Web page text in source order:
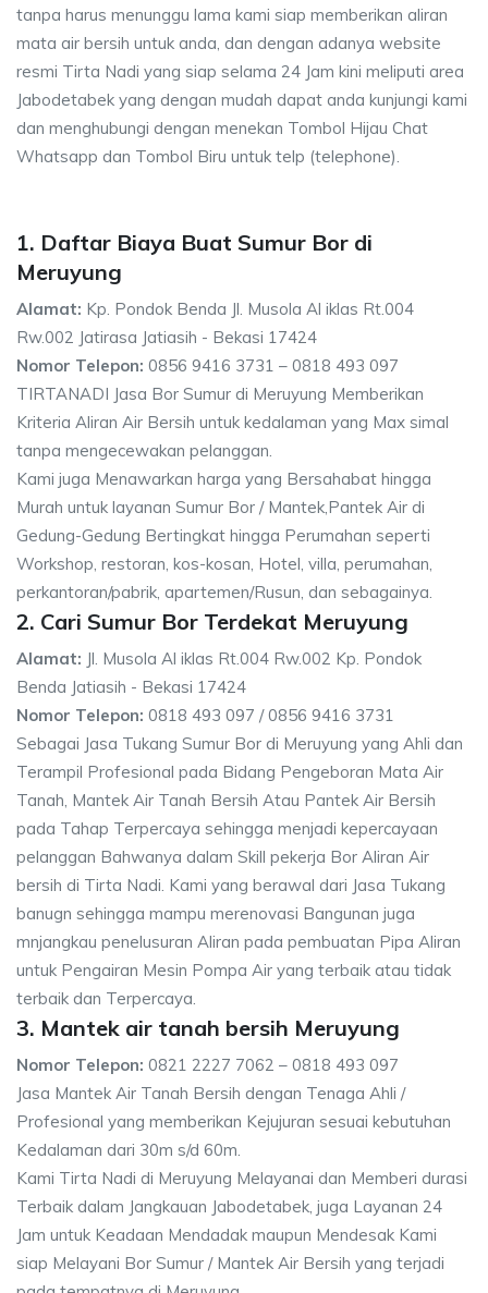
tanpa harus menunggu lama kami siap memberikan aliran
mata air bersih untuk anda, dan dengan adanya website
resmi Tirta Nadi yang siap selama 24 Jam kini meliputi area
Jabodetabek yang dengan mudah dapat anda kunjungi kami
dan menghubungi dengan menekan Tombol Hijau Chat
Whatsapp dan Tombol Biru untuk telp (telephone).
1. Daftar Biaya Buat Sumur Bor di
Meruyung
Alamat: Kp. Pondok Benda Jl. Musola Al iklas Rt.004
Rw.002 Jatirasa Jatiasih - Bekasi 17424
Nomor Telepon: 0856 9416 3731 – 0818 493 097
TIRTANADI Jasa Bor Sumur di Meruyung Memberikan
Kriteria Aliran Air Bersih untuk kedalaman yang Max simal
tanpa mengecewakan pelanggan.
Kami juga Menawarkan harga yang Bersahabat hingga
Murah untuk layanan Sumur Bor / Mantek,Pantek Air di
Gedung-Gedung Bertingkat hingga Perumahan seperti
Workshop, restoran, kos-kosan, Hotel, villa, perumahan,
perkantoran/pabrik, apartemen/Rusun, dan sebagainya.
2. Cari Sumur Bor Terdekat Meruyung
Alamat: Jl. Musola Al iklas Rt.004 Rw.002 Kp. Pondok
Benda Jatiasih - Bekasi 17424
Nomor Telepon: 0818 493 097 / 0856 9416 3731
Sebagai Jasa Tukang Sumur Bor di Meruyung yang Ahli dan
Terampil Profesional pada Bidang Pengeboran Mata Air
Tanah, Mantek Air Tanah Bersih Atau Pantek Air Bersih
pada Tahap Terpercaya sehingga menjadi kepercayaan
pelanggan Bahwanya dalam Skill pekerja Bor Aliran Air
bersih di Tirta Nadi. Kami yang berawal dari Jasa Tukang
banugn sehingga mampu merenovasi Bangunan juga
mnjangkau penelusuran Aliran pada pembuatan Pipa Aliran
untuk Pengairan Mesin Pompa Air yang terbaik atau tidak
terbaik dan Terpercaya.
3. Mantek air tanah bersih Meruyung
Nomor Telepon: 0821 2227 7062 – 0818 493 097
Jasa Mantek Air Tanah Bersih dengan Tenaga Ahli /
Profesional yang memberikan Kejujuran sesuai kebutuhan
Kedalaman dari 30m s/d 60m.
Kami Tirta Nadi di Meruyung Melayanai dan Memberi durasi
Terbaik dalam Jangkauan Jabodetabek, juga Layanan 24
Jam untuk Keadaan Mendadak maupun Mendesak Kami
siap Melayani Bor Sumur / Mantek Air Bersih yang terjadi